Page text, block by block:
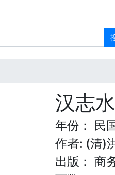
汉志
年份： 民
作者: (清)
出版： 商